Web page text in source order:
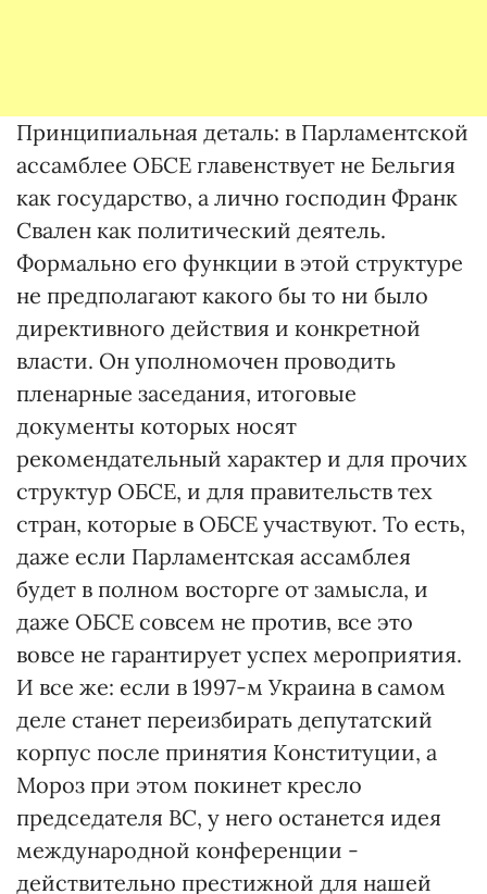
Принципиальная деталь: в Парламентской
ассамблее ОБСЕ главенствует не Бельгия
как государство, а лично господин Франк
Свален как политический деятель.
Формально его функции в этой структуре
не предполагают какого бы то ни было
директивного действия и конкретной
власти. Он уполномочен проводить
пленарные заседания, итоговые
документы которых носят
рекомендательный характер и для прочих
структур ОБСЕ, и для правительств тех
стран, которые в ОБСЕ участвуют. То есть,
даже если Парламентская ассамблея
будет в полном восторге от замысла, и
даже ОБСЕ совсем не против, все это
вовсе не гарантирует успех мероприятия.
И все же: если в 1997-м Украина в самом
деле станет переизбирать депутатский
корпус после принятия Конституции, а
Мороз при этом покинет кресло
председателя ВС, у него останется идея
международной конференции -
действительно престижной для нашей